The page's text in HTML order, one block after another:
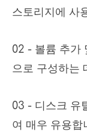
스토리지에 사
02 - 볼륨 추가
으로 구성하는
03 - 디스크 유
여 매우 유용합